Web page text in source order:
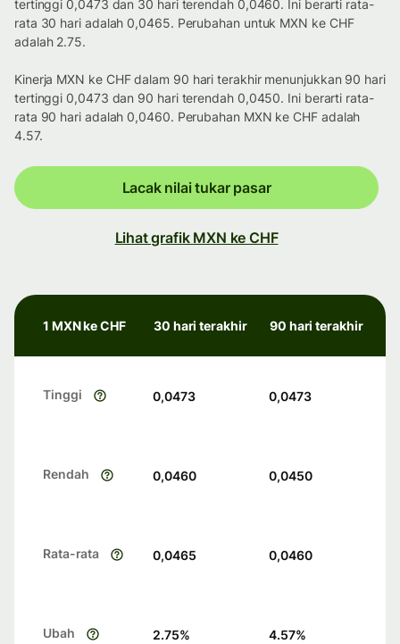
tertinggi 0,0473 dan 30 hari terendah 0,0460. Ini berarti rata-
rata 30 hari adalah 0,0465. Perubahan untuk MXN ke CHF
adalah 2.75.
Kinerja MXN ke CHF dalam 90 hari terakhir menunjukkan 90 hari
tertinggi 0,0473 dan 90 hari terendah 0,0450. Ini berarti rata-
rata 90 hari adalah 0,0460. Perubahan MXN ke CHF adalah
4.57.
Lacak nilai tukar pasar
Lihat grafik MXN ke CHF
1 MXN ke CHF 30 hari terakhir 90 hari terakhir
Tinggi 0,0473 0,0473
Rendah 0,0460 0,0450
Rata-rata 0,0465 0,0460
Ubah 2.75% 4.57%